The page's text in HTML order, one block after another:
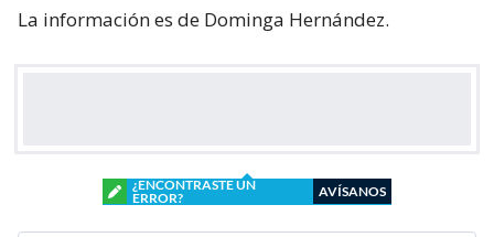
La información es de Dominga Hernández.
¿ENCONTRASTE UN
ERROR?
AVÍSANOS